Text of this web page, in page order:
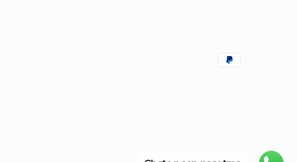
Formas